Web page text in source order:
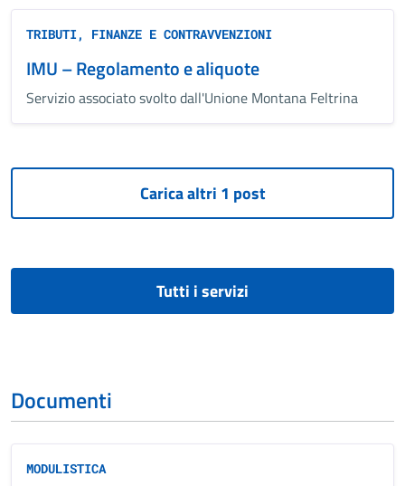
TRIBUTI, FINANZE E CONTRAVVENZIONI
IMU – Regolamento e aliquote
Servizio associato svolto dall'Unione Montana Feltrina
Tutti i servizi
Documenti
MODULISTICA